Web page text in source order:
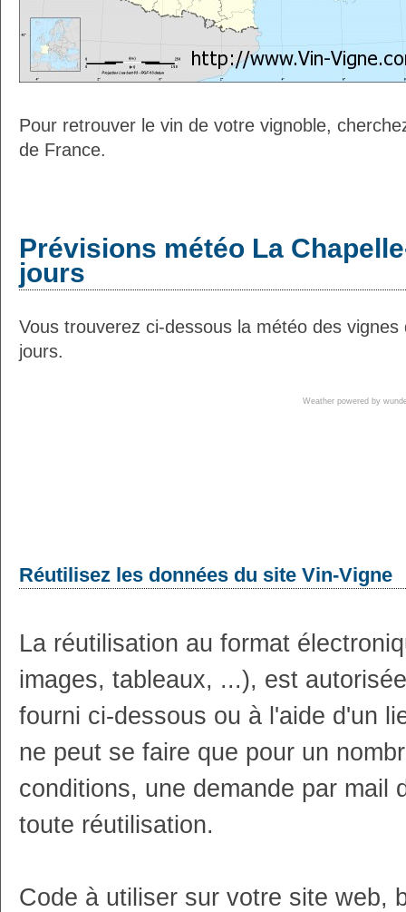
Pour retrouver le vin de votre vignoble,
de France.
Prévisions météo La
jours
Vous trouverez ci-dessous la météo des
jours.
Weather powered by
Réutilisez les données du site Vin-Vigne
La réutilisation au format
images, tableaux, ...), est
fourni ci-dessous ou à l'aide d'un
ne peut se faire que pour un
conditions, une demande par mail
toute réutilisation.
Code à utiliser sur votre site web,